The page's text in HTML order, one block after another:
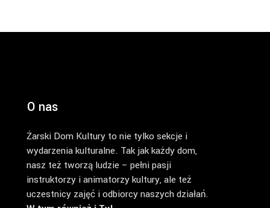
O nas
Żarski Dom Kultury to nie tylko sekcje i
wydarzenia kulturalne. Tak jak każdy dom,
nasz też tworzą ludzie – pełni pasji
instruktorzy i animatorzy kultury, ale też
uczestnicy zajęć i odbiorcy naszych działań.